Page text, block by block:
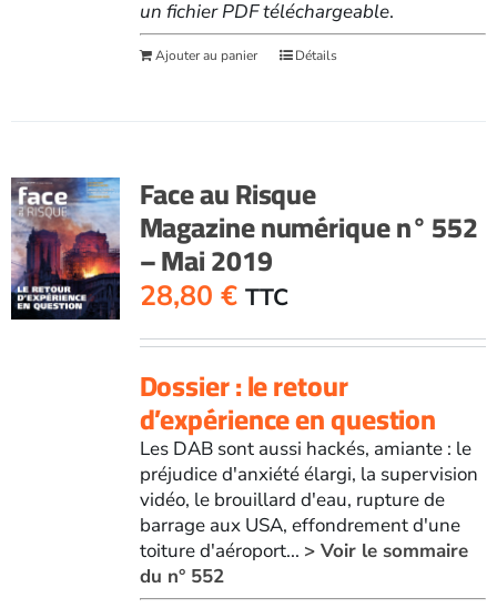
un fichier PDF téléchargeable.
Ajouter au panier Détails
Face au Risque
Magazine numérique n° 552
– Mai 2019
28,80 € TTC
Dossier : le retour
d’expérience en question
Les DAB sont aussi hackés, amiante : le
préjudice d'anxiété élargi, la supervision
vidéo, le brouillard d'eau, rupture de
barrage aux USA, effondrement d'une
toiture d'aéroport... > Voir le sommaire
du n° 552